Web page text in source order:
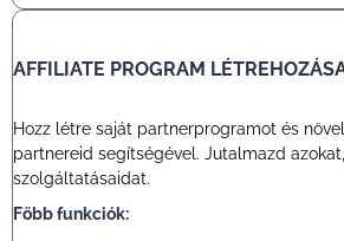
AFFILIATE PROGRAM
Hozz létre saját partnerprogramot és
partnereid segítségével. Jutalmazd
szolgáltatásaidat.
Főbb funkciók: